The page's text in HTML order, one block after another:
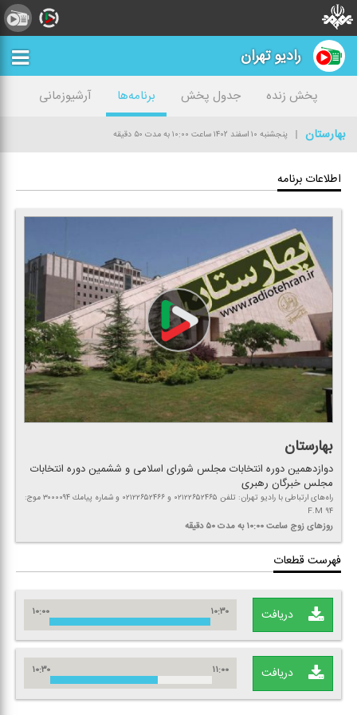
رادیو تهران
پخش زنده جدول پخش برنامه‌ها
آرشیوزمانی
بهارستان
پنجشنبه ۱۰ اسفند ۱۴۰۲ ساعت ۱۰:۰۰ به مدت ۵۰ دقیقه
اطلاعات برنامه
بهارستان
دوازدهمین دوره انتخابات مجلس شورای اسلامی و ششمین دوره انتخابات
مجلس خبرگان رهبری
راه‌های ارتباطی با رادیو تهران: تلفن ۰۲۱۲۲۶۵۲۴۶۵ و ۰۲۱۲۲۶۵۲۴۶۶ و شماره پیامك ۳۰۰۰۰۹۴ موج:
F.M ۹۴
روزهای زوج ساعت ۱۰:۰۰ به مدت ۵۰ دقیقه
فهرست قطعات
دریافت ۱۰:۰۰ ۱۰:۳۰
دریافت ۱۰:۳۰ ۱۱:۰۰